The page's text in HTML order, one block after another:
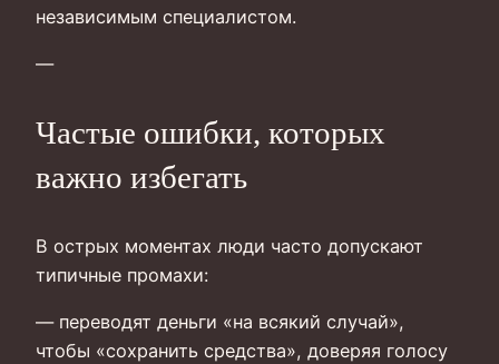
независимым специалистом.
—
Частые ошибки, которых
важно избегать
В острых моментах люди часто допускают
типичные промахи:
— переводят деньги «на всякий случай»,
чтобы «сохранить средства», доверяя голосу